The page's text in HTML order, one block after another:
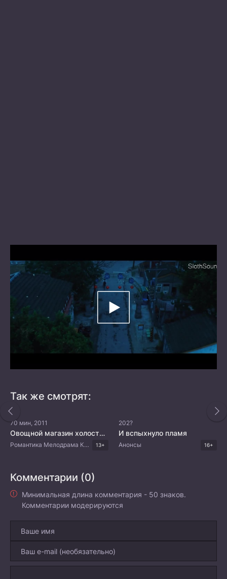
Так же смотрят:
70 мин, 2011
Овощной магазин холостяка
Романтика Мелодрама Комедия Драма Корейские дорамы 13+
202?
И вспыхнуло пламя
Анонсы 16+
Комментарии (0)
Минимальная длина комментария - 50 знаков.
Комментарии модерируются